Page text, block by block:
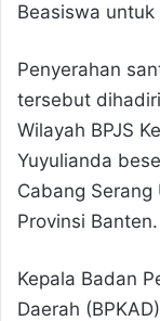
Beasiswa untuk
Penyerahan
tersebut
Wilayah BPJS
Yuyulianda
Cabang Serang
Provinsi
Kepala Badan
Daerah